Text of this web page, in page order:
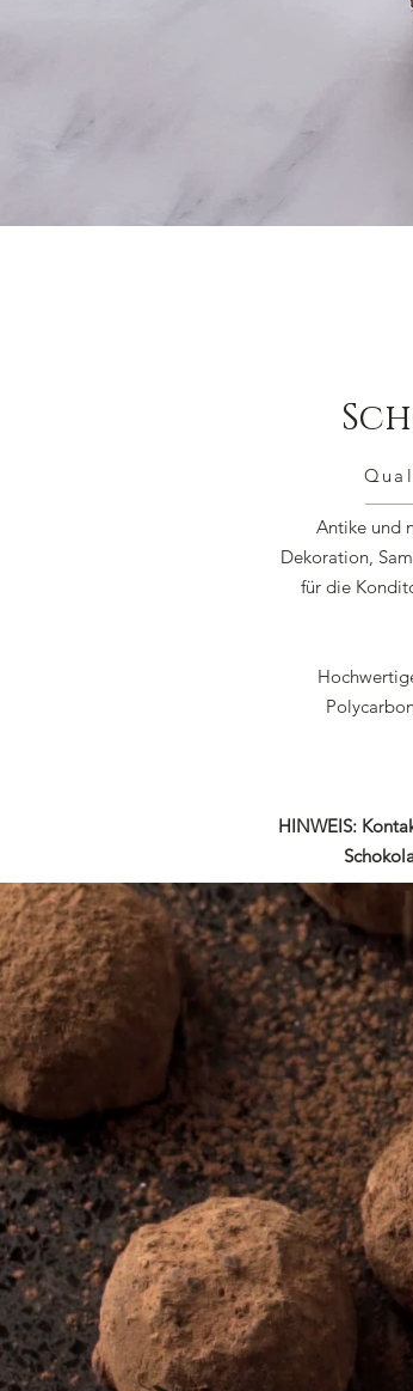
Antike und
Dekoration,
für die
HINWEIS: